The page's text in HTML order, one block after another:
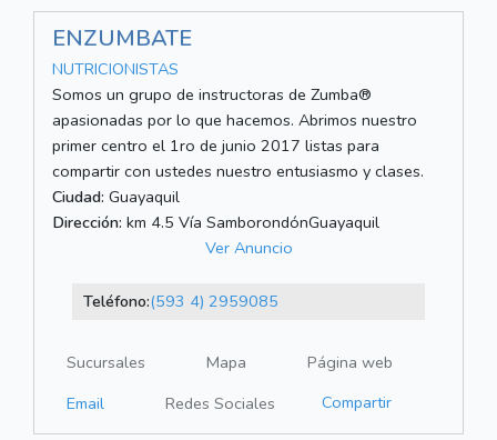
ENZUMBATE
NUTRICIONISTAS
Somos un grupo de instructoras de Zumba®
apasionadas por lo que hacemos. Abrimos nuestro
primer centro el 1ro de junio 2017 listas para
compartir con ustedes nuestro entusiasmo y clases.
Ciudad: Guayaquil
Dirección: km 4.5 Vía SamborondónGuayaquil
Ver Anuncio
Teléfono:(593 4) 2959085
Sucursales Mapa
Página web
Email
Redes Sociales Compartir